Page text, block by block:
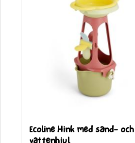
Ecoline Hink med sand- och